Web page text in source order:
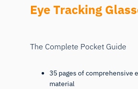
Eye Tracking
The Complete Pocket Guide
35 pages of comprehensive
material